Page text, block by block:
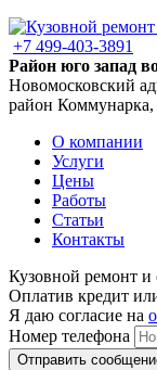
+7 499-403-3891
Район юго запад
Новомосковский
район Коммунарка,
О компании
Услуги
Цены
Работы
Статьи
Контакты
Кузовной ремонт и
Оплатив кредит
Я даю согласие на
Номер телефона